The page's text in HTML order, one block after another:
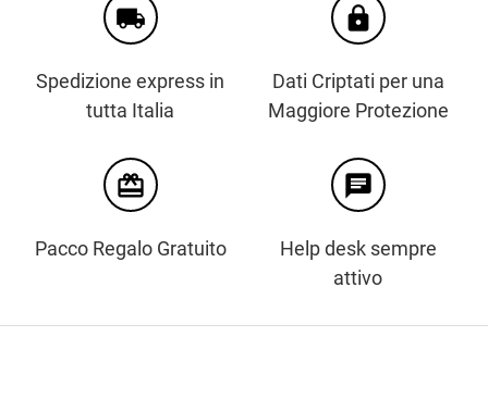
local_shipping
Spedizione express in
tutta Italia
https
Dati Criptati per una
Maggiore Protezione
card_giftcard
Pacco Regalo Gratuito
chat
Help desk sempre
attivo